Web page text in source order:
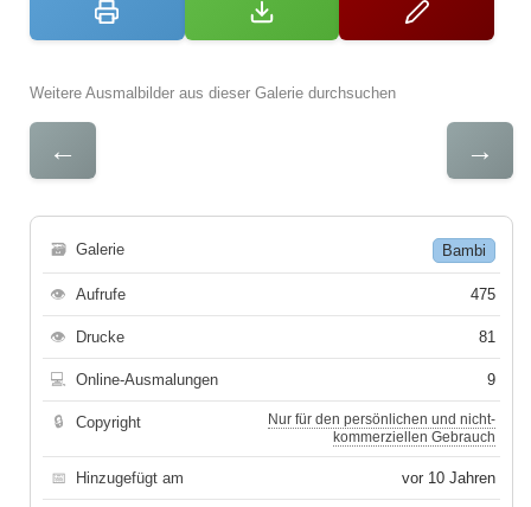
Weitere Ausmalbilder aus dieser Galerie durchsuchen
← →
🗃 Galerie Bambi
👁 Aufrufe 475
👁 Drucke 81
💻 Online-Ausmalungen 9
🔒 Copyright
Nur für den persönlichen und nicht-
kommerziellen Gebrauch
📅 Hinzugefügt am vor 10 Jahren